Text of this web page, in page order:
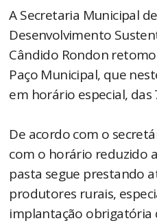
A Secretaria Municipal
Desenvolvimento
Cândido Rondon
Paço Municipal, que
em horário especial, das
De acordo com o
com o horário reduzido
pasta segue prestando
produtores rurais,
implantação obrigatória